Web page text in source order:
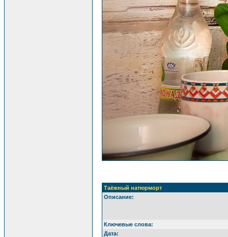
Таёжный натюрморт
Описание:
Ключевые слова:
Дата: